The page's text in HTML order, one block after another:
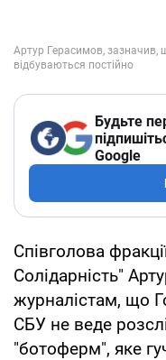
Будьте
Google
Співголова
Солідарність"
журналістам, що
СБУ не веде
"ботоферм", яке